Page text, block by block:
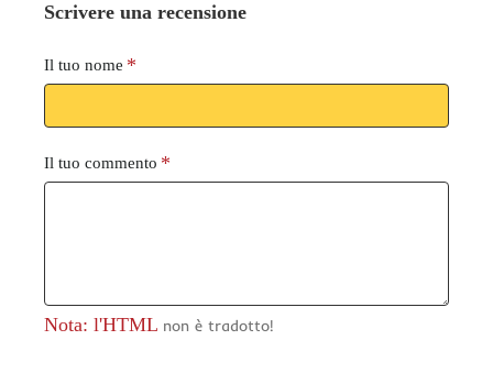
Scrivere una recensione
Il tuo nome
Il tuo commento
Nota: l'HTML non è tradotto!